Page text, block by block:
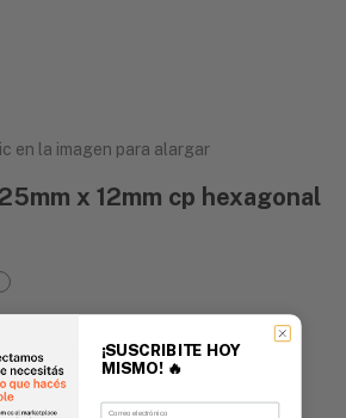
en la imagen para alargar
x 12mm cp hexagonal
ventas ¡SUSCRIBITE HOY
MISMO! 🔥
Email